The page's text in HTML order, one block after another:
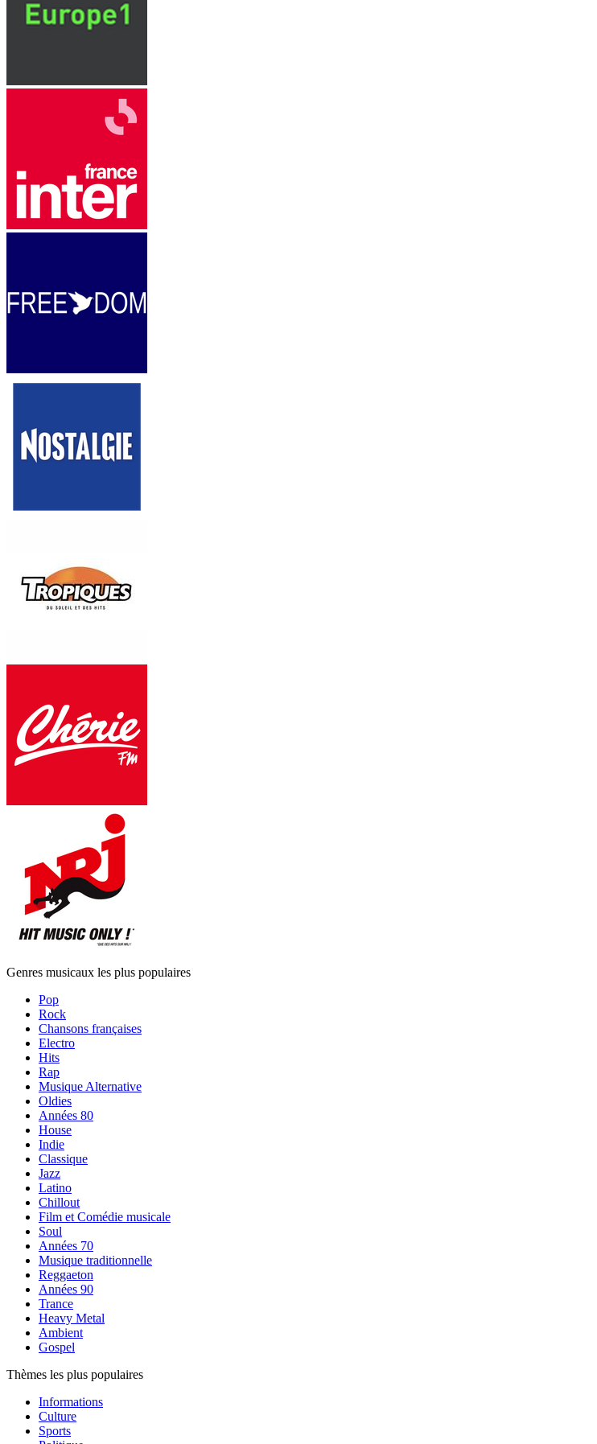
Genres musicaux les plus populaires
Pop
Rock
Chansons françaises
Electro
Hits
Rap
Musique Alternative
Oldies
Années 80
House
Indie
Classique
Jazz
Latino
Chillout
Film et Comédie musicale
Soul
Années 70
Musique traditionnelle
Reggaeton
Années 90
Trance
Heavy Metal
Ambient
Gospel
Thèmes les plus populaires
Informations
Culture
Sports